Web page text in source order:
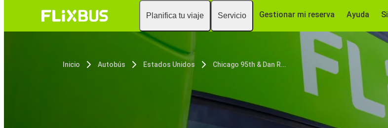
Planifica tu viaje Servicio Gestionar mi reserva Ayuda
Inicio Autobús Estados Unidos Chicago 95th & Dan Ryan, IL